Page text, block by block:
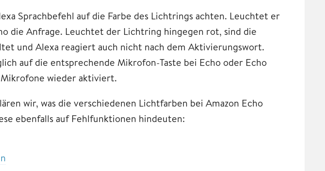
Sprachbefehl auf die Farbe des Lichtrings achten. Leuchtet er
die Anfrage. Leuchtet der Lichtring hingegen rot, sind die
und Alexa reagiert auch nicht nach dem Aktivierungswort.
auf die entsprechende Mikrofon-Taste bei Echo oder Echo
wieder aktiviert.
wir, was die verschiedenen Lichtfarben bei Amazon Echo
ebenfalls auf Fehlfunktionen hindeuten: